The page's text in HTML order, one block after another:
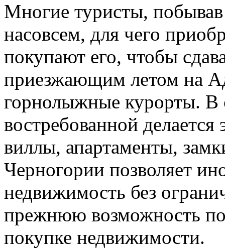
Многие туристы, побывав
насовсем, для чего
покупают его, чтобы
приезжающим летом на
горнолыжные курорты. В
востребованной
виллы, апартаменты,
Черногории позволяет
недвижимость без
прежнюю возможность
покупке недвижимости.